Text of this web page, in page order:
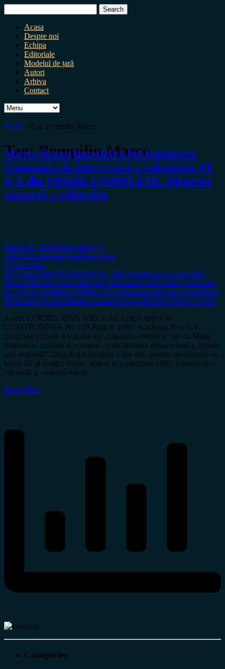
for:
Acasa
Despre noi
Echipa
Editoriale
Modelul de țară
Autori
Arhiva
Contact
Home / Tag: Pompiliu Marce
Tag:Pompiliu Marce
Moses Rosen împotriva lui Eminescu.
Campania de interzicere a volumelor IX
și X din OPERE COMPLETE. Moartea
suspectă a editorilor
March 22, 2024 Miron Manega
ArhivaCertitudinea printDezvăluiri
7 Comments
Al. OpreaCERTITUDINEA Nr. 158certitudinea.roCornel-Dan
NiculaeDan ZamfirescuDimitrie Vatamaniucinterzicerea volumelor
IX și X din OPERE COMPLETE de EminescuMoses RosenMoses
Rosen împotriva lui EminescuortodoxPompiliu MarceVadim Tudor
Autor: CORNEL-DAN NICULAE Articol apărut în
CERTITUDINEA Nr. 158 Până în 1980, Academia Română
publicase primele 8 vo­­­­lu­me ale „Operelor complete” ale lui Mihai
Eminescu, ur­mând să con­­ti­nue cu pu­bli­­cistica eminesciană a „ches­ti­
u­nii evre­­­ieşti“. Deşi tirajul publicat a fost mic (pentru speci­a­lişti), vo­
lu­mul IX al acestor Opere, apărut în sep­tem­brie 1980, a pro­vo­cat o
vis­ce­ra­lă şi vio­len­tă reacţie…
Read More
Categories